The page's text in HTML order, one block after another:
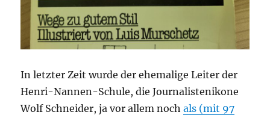
In letzter Zeit wurde der ehemalige Leiter der
Henri-Nannen-Schule, die Journalistenikone
Wolf Schneider, ja vor allem nochals (mit 97